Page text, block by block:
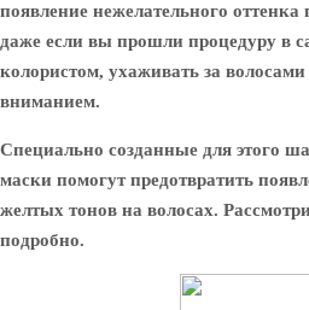
появление нежелательного
даже если вы прошли процедуру в
колористом, ухаживать за
вниманием.
Специально созданные для этого
маски помогут предотвратить
желтых тонов на волосах.
подробно.